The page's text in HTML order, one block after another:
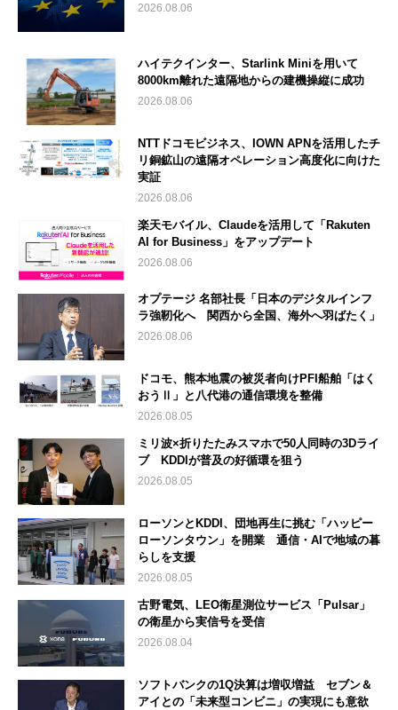
2026.08.06
ハイテクインター、Starlink Miniを用いて
8000km離れた遠隔地からの建機操縦に成功
2026.08.06
NTTドコモビジネス、IOWN APNを活用したチ
リ銅鉱山の遠隔オペレーション高度化に向けた
実証
2026.08.06
楽天モバイル、Claudeを活用して「Rakuten
AI for Business」をアップデート
2026.08.06
オプテージ 名部社長「日本のデジタルインフ
ラ強靭化へ 関西から全国、海外へ羽ばたく」
2026.08.06
ドコモ、熊本地震の被災者向けPFI船舶「はく
おうⅡ」と八代港の通信環境を整備
2026.08.05
ミリ波×折りたたみスマホで50人同時の3Dライ
ブ KDDIが普及の好循環を狙う
2026.08.05
ローソンとKDDI、団地再生に挑む「ハッピー
ローソンタウン」を開業 通信・AIで地域の暮
らしを支援
2026.08.05
古野電気、LEO衛星測位サービス「Pulsar」
の衛星から実信号を受信
2026.08.04
ソフトバンクの1Q決算は増収増益 セブン＆
アイとの「未来型コンビニ」の実現にも意欲